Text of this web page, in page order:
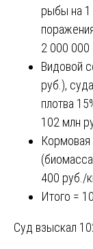
рыбы на
2 000 000
Видовой
руб.),
плотва
102 млн
Кормовая
400 руб./
Итого =
Суд взыскал